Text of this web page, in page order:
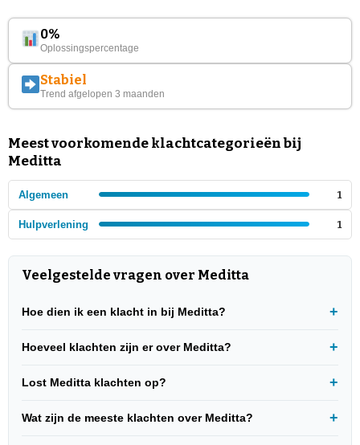
0%
Oplossingspercentage
Stabiel
Trend afgelopen 3 maanden
Meest voorkomende klachtcategorieën bij
Meditta
Algemeen 1
Hulpverlening 1
Veelgestelde vragen over Meditta
Hoe dien ik een klacht in bij Meditta?
Hoeveel klachten zijn er over Meditta?
Lost Meditta klachten op?
Wat zijn de meeste klachten over Meditta?